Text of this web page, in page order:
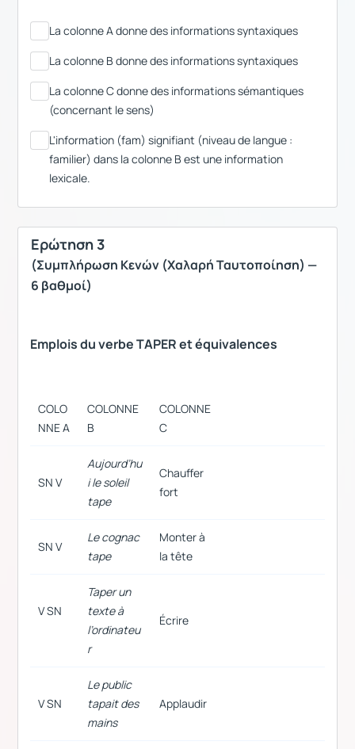
La colonne A donne des informations syntaxiques
La colonne B donne des informations syntaxiques
La colonne C donne des informations sémantiques
(concernant le sens)
L'information (fam) signifiant (niveau de langue :
familier) dans la colonne B est une information
lexicale.
Ερώτηση 3
(Συμπλήρωση Κενών (Χαλαρή Ταυτοποίηση) —
6 βαθμοί)
Emplois du verbe TAPER et équivalences
COLO
NNE A
COLONNE
B
COLONNE
C
SN V
Aujourd’hu
i le soleil
tape
Chauffer
fort
SN V
Le cognac
tape
Monter à
la tête
V SN
Taper un
texte à
l’ordinateu
r
Écrire
V SN
Le public
tapait des
mains
Applaudir